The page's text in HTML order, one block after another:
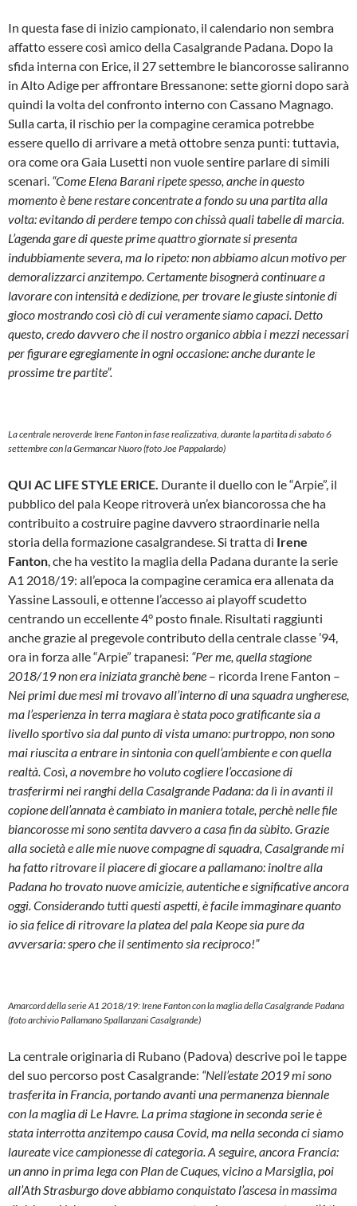
In questa fase di inizio campionato, il calendario non sembra
affatto essere così amico della Casalgrande Padana. Dopo la
sfida interna con Erice, il 27 settembre le biancorosse saliranno
in Alto Adige per affrontare Bressanone: sette giorni dopo sarà
quindi la volta del confronto interno con Cassano Magnago.
Sulla carta, il rischio per la compagine ceramica potrebbe
essere quello di arrivare a metà ottobre senza punti: tuttavia,
ora come ora Gaia Lusetti non vuole sentire parlare di simili
scenari. “Come Elena Barani ripete spesso, anche in questo
momento è bene restare concentrate a fondo su una partita alla
volta: evitando di perdere tempo con chissà quali tabelle di marcia.
L’agenda gare di queste prime quattro giornate si presenta
indubbiamente severa, ma lo ripeto: non abbiamo alcun motivo per
demoralizzarci anzitempo. Certamente bisognerà continuare a
lavorare con intensità e dedizione, per trovare le giuste sintonie di
gioco mostrando così ciò di cui veramente siamo capaci. Detto
questo, credo davvero che il nostro organico abbia i mezzi necessari
per figurare egregiamente in ogni occasione: anche durante le
prossime tre partite”.
La centrale neroverde Irene Fanton in fase realizzativa, durante la partita di sabato 6
settembre con la Germancar Nuoro (foto Joe Pappalardo)
QUI AC LIFE STYLE ERICE. Durante il duello con le “Arpie”, il
pubblico del pala Keope ritroverà un’ex biancorossa che ha
contribuito a costruire pagine davvero straordinarie nella
storia della formazione casalgrandese. Si tratta di Irene
Fanton, che ha vestito la maglia della Padana durante la serie
A1 2018/19: all’epoca la compagine ceramica era allenata da
Yassine Lassouli, e ottenne l’accesso ai playoff scudetto
centrando un eccellente 4° posto finale. Risultati raggiunti
anche grazie al pregevole contributo della centrale classe ’94,
ora in forza alle “Arpie” trapanesi: “Per me, quella stagione
2018/19 non era iniziata granchè bene – ricorda Irene Fanton –
Nei primi due mesi mi trovavo all’interno di una squadra ungherese,
ma l’esperienza in terra magiara è stata poco gratificante sia a
livello sportivo sia dal punto di vista umano: purtroppo, non sono
mai riuscita a entrare in sintonia con quell’ambiente e con quella
realtà. Così, a novembre ho voluto cogliere l’occasione di
trasferirmi nei ranghi della Casalgrande Padana: da lì in avanti il
copione dell’annata è cambiato in maniera totale, perchè nelle file
biancorosse mi sono sentita davvero a casa fin da sùbito. Grazie
alla società e alle mie nuove compagne di squadra, Casalgrande mi
ha fatto ritrovare il piacere di giocare a pallamano: inoltre alla
Padana ho trovato nuove amicizie, autentiche e significative ancora
oggi. Considerando tutti questi aspetti, è facile immaginare quanto
io sia felice di ritrovare la platea del pala Keope sia pure da
avversaria: spero che il sentimento sia reciproco!”
Amarcord della serie A1 2018/19: Irene Fanton con la maglia della Casalgrande Padana
(foto archivio Pallamano Spallanzani Casalgrande)
La centrale originaria di Rubano (Padova) descrive poi le tappe
del suo percorso post Casalgrande: “Nell’estate 2019 mi sono
trasferita in Francia, portando avanti una permanenza biennale
con la maglia di Le Havre. La prima stagione in seconda serie è
stata interrotta anzitempo causa Covid, ma nella seconda ci siamo
laureate vice campionesse di categoria. A seguire, ancora Francia:
un anno in prima lega con Plan de Cuques, vicino a Marsiglia, poi
all’Ath Strasburgo dove abbiamo conquistato l’ascesa in massima